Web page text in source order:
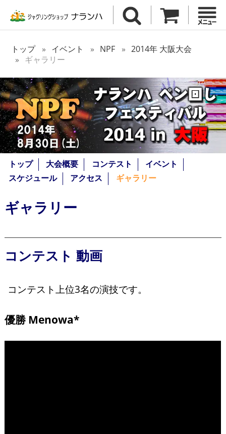
トップ イベント NPF
2014年 大阪大会
ギャラリー
トップ 大会概要 コンテスト
イベント
スケジュール
アクセス ギャラリー
ギャラリー
コンテスト 動画
コンテスト上位3名の演技です。
優勝 Menowa*